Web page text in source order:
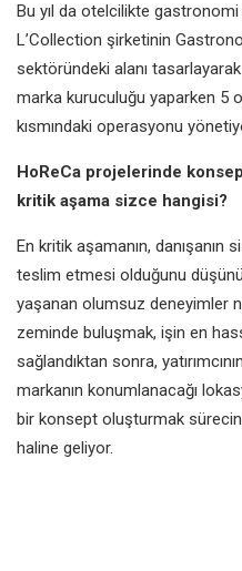
Bu yıl da otelcilikte
L’Collection şirketinin
sektöründeki alanı
marka kuruculuğu yaparken 5
kısmındaki operasyonu
HoReCa projelerinde
kritik aşama sizce hangisi?
En kritik aşamanın,
teslim etmesi olduğunu
yaşanan olumsuz deneyimler
zeminde buluşmak, işin en
sağlandıktan sonra,
markanın konumlanacağı
bir konsept oluşturmak sürecin
haline geliyor.